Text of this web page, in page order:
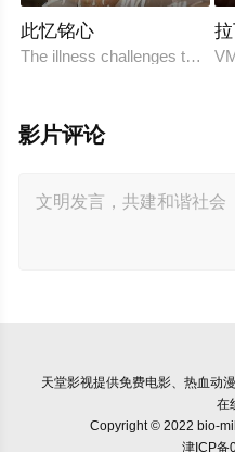
此忆铭心
The illness challenges the
影片评论
天堂影视提供免费电影、热血动
在
Copyright © 2022 bio-
津ICP备